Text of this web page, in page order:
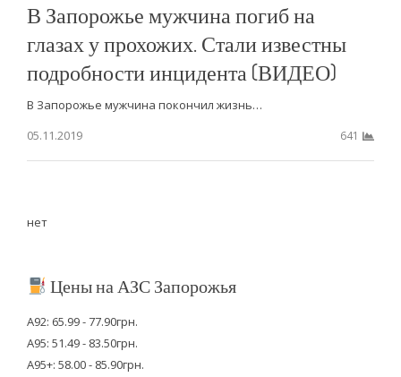
В Запорожье мужчина погиб на
глазах у прохожих. Стали известны
подробности инцидента (ВИДЕО)
В Запорожье мужчина покончил жизнь…
05.11.2019
641
нет
Цены на АЗС Запорожья
А92: 65.99 - 77.90грн.
А95: 51.49 - 83.50грн.
А95+: 58.00 - 85.90грн.